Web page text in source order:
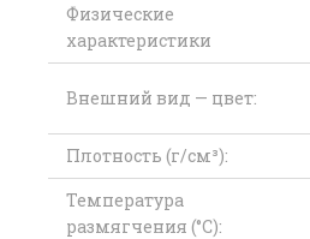
Физические
характеристики
Внешний вид — цвет:
Плотность (г/см³):
Температура
размягчения (°C):